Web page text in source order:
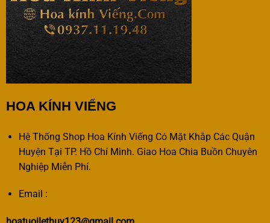
HOA KÍNH VIẾNG
Hệ Thống Shop Hoa Kính Viếng Có Mặt Khắp Các Quận
Huyện Tại TP. Hồ Chí Minh. Giao Hoa Chia Buồn Chuyên
Nghiệp Miễn Phí.
Email :